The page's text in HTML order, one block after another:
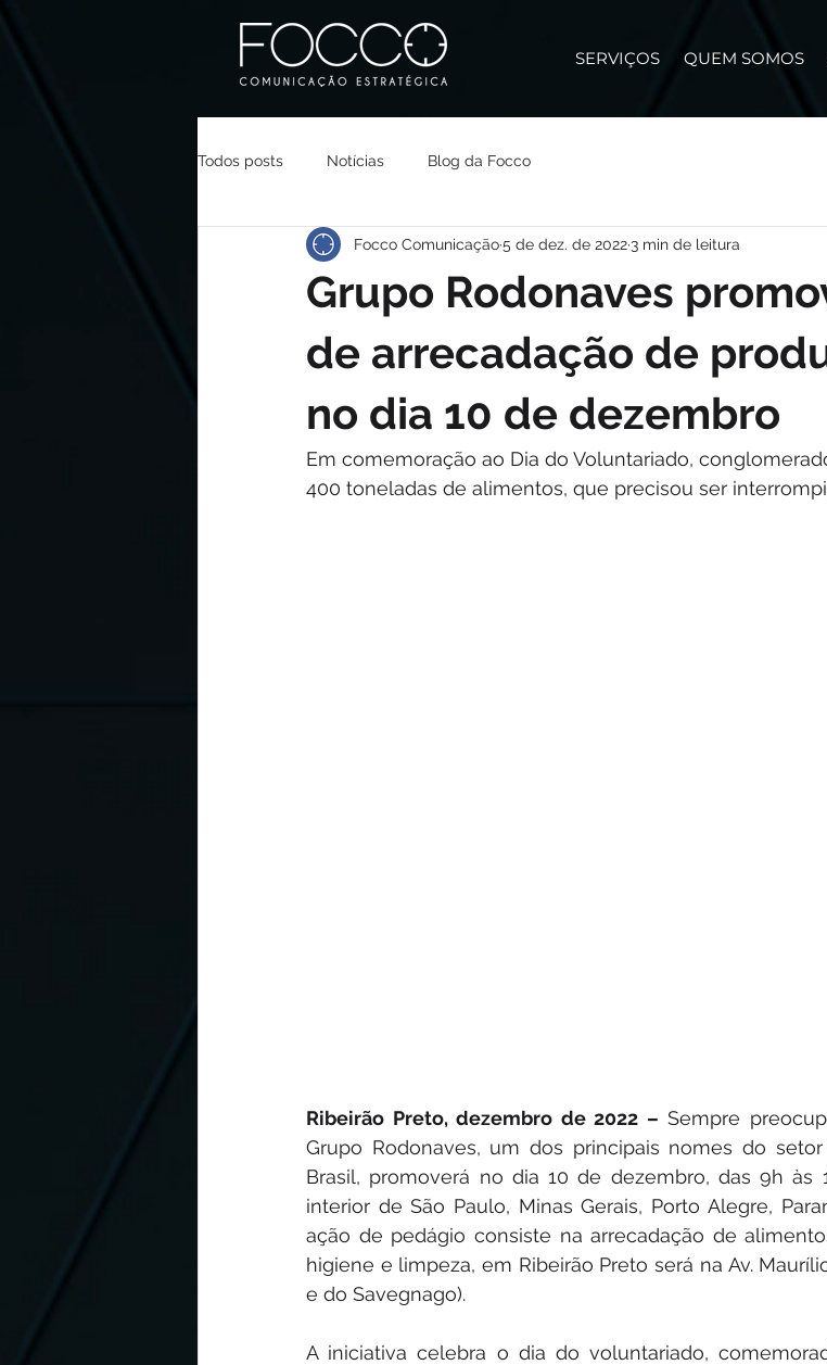
SERVIÇOS QUEM SOMOS
Todos posts Notícias Blog da Focco
Grupo Rodonaves
de arrecadação de
no dia 10 de dezembro
Focco Comunicação5 de dez. de 20223 min de leitura
Em comemoração ao Dia do Voluntariado,
400 toneladas de alimentos, que precisou ser
Ribeirão Preto, dezembro de 2022 – Sempre
Grupo Rodonaves, um dos principais nomes do
Brasil, promoverá no dia 10 de dezembro, das 9h às
interior de São Paulo, Minas Gerais, Porto Alegre,
ação de pedágio consiste na arrecadação de
higiene e limpeza, em Ribeirão Preto será na Av.
e do Savegnago).
A iniciativa celebra o dia do voluntariado,